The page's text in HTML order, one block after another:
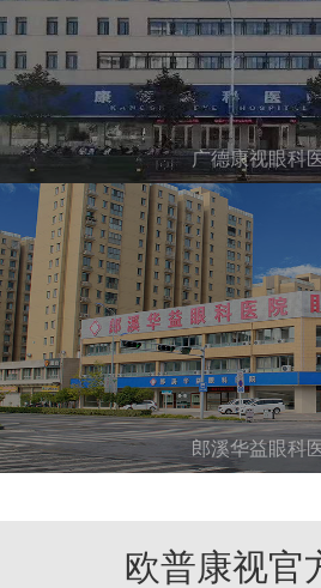
广德康视眼科
郎溪华益眼科
欧普康视官